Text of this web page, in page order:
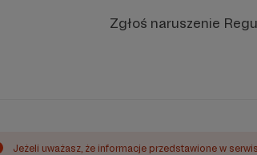
Zgłoś naruszenie
Jeżeli uważasz, że informacje przedstawione w